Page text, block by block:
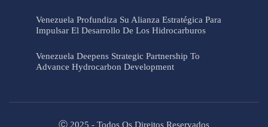
Venezuela Profundiza Su Alianza Estratégica Para
Impulsar El Desarrollo De Los Hidrocarburos
Venezuela Deepens Strategic Partnership To
Advance Hydrocarbon Development
Ⓒ 2025 - Todos Os Direitos Reservados